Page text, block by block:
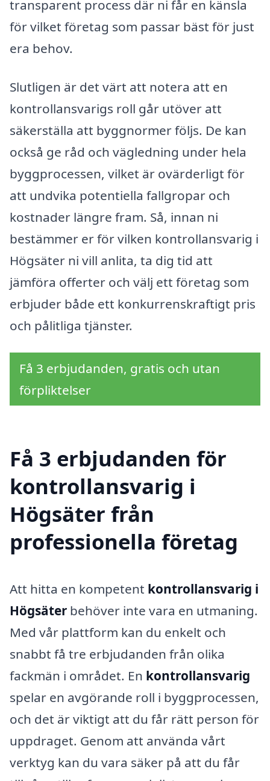
transparent process där ni får en känsla
för vilket företag som passar bäst för just
era behov.
Slutligen är det värt att notera att en
kontrollansvarigs roll går utöver att
säkerställa att byggnormer följs. De kan
också ge råd och vägledning under hela
byggprocessen, vilket är ovärderligt för
att undvika potentiella fallgropar och
kostnader längre fram. Så, innan ni
bestämmer er för vilken kontrollansvarig i
Högsäter ni vill anlita, ta dig tid att
jämföra offerter och välj ett företag som
erbjuder både ett konkurrenskraftigt pris
och pålitliga tjänster.
Få 3 erbjudanden, gratis och utan
förpliktelser
Få 3 erbjudanden för
kontrollansvarig i
Högsäter från
professionella företag
Att hitta en kompetent kontrollansvarig i
Högsäter behöver inte vara en utmaning.
Med vår plattform kan du enkelt och
snabbt få tre erbjudanden från olika
fackmän i området. En kontrollansvarig
spelar en avgörande roll i byggprocessen,
och det är viktigt att du får rätt person för
uppdraget. Genom att använda vårt
verktyg kan du vara säker på att du får